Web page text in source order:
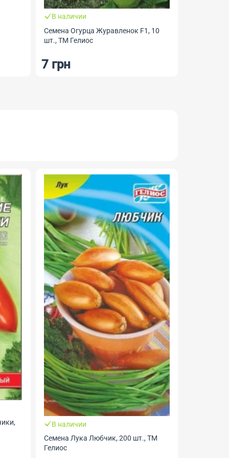
В наличии
Семена Огурца Журавленок F1, 10
шт., ТМ Гелиос
7 грн
В наличии
Семена Лука Любчик, 200 шт., ТМ
Гелиос